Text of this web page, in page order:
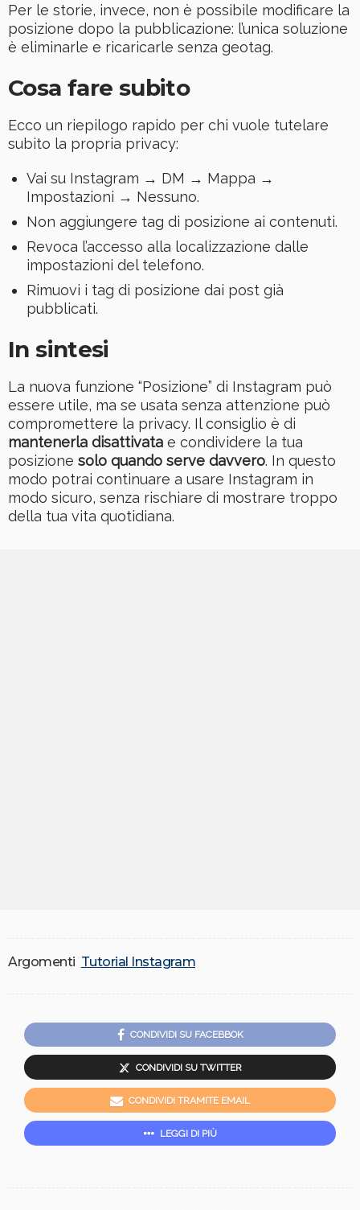
Per le storie, invece, non è possibile modificare la
posizione dopo la pubblicazione: l’unica soluzione
è eliminarle e ricaricarle senza geotag.
Cosa fare subito
Ecco un riepilogo rapido per chi vuole tutelare
subito la propria privacy:
Vai su Instagram → DM → Mappa →
Impostazioni → Nessuno.
Non aggiungere tag di posizione ai contenuti.
Revoca l’accesso alla localizzazione dalle
impostazioni del telefono.
Rimuovi i tag di posizione dai post già
pubblicati.
In sintesi
La nuova funzione “Posizione” di Instagram può
essere utile, ma se usata senza attenzione può
compromettere la privacy. Il consiglio è di
mantenerla disattivata e condividere la tua
posizione solo quando serve davvero. In questo
modo potrai continuare a usare Instagram in
modo sicuro, senza rischiare di mostrare troppo
della tua vita quotidiana.
Argomenti Tutorial Instagram
CONDIVIDI SU FACEBBOK
CONDIVIDI SU TWITTER
CONDIVIDI TRAMITE EMAIL
LEGGI DI PIÙ